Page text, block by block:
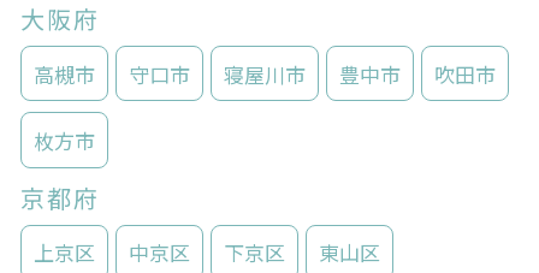
大阪府
高槻市 守口市 寝屋川市 豊中市 吹田市
枚方市
京都府
上京区 中京区 下京区 東山区